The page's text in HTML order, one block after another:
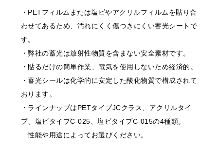
・PETフィルムまたは塩ビやアクリルフィルムを貼り合
わせてあるため、汚れにくく傷つきにくい蓄光シートで
す。
・弊社の蓄光は放射性物質を含まない安全素材です。
・貼るだけの簡単作業、電気を使用しないため経済的。
・蓄光シールは化学的に安定した酸化物質で構成されて
おります。
・ラインナップはPETタイプJCクラス、アクリルタイ
プ、塩ビタイプC-025、塩ビタイプC-015の4種類。
性能や用途によってお選びください。